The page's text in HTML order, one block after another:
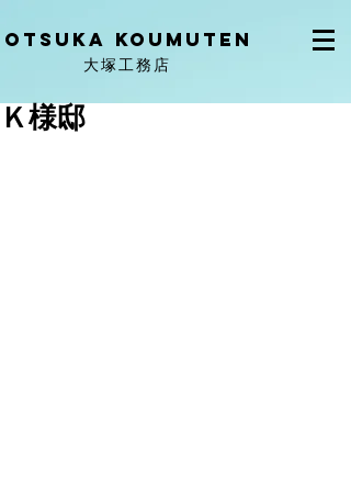
OtSuka KOUMUTEN
大塚工務店
Ｋ様邸